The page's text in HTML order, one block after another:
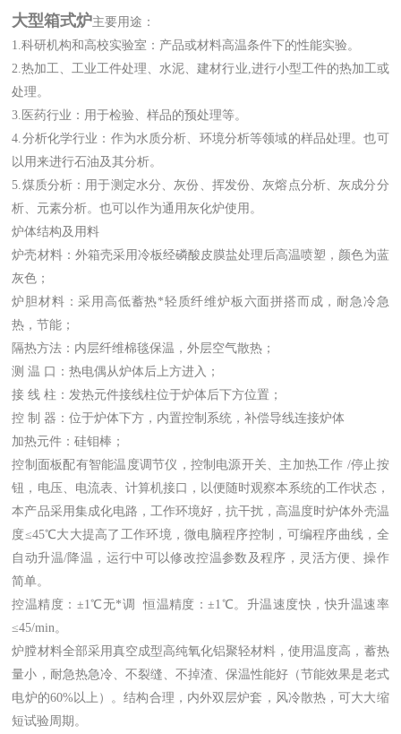
大型箱式炉主要用途：
1.科研机构和高校实验室：产品或材料高温条件下的性能实验。
2.热加工、工业工件处理、水泥、建材行业,进行小型工件的热加工或
处理。
3.医药行业：用于检验、样品的预处理等。
4.分析化学行业：作为水质分析、环境分析等领域的样品处理。也可
以用来进行石油及其分析。
5.煤质分析：用于测定水分、灰份、挥发份、灰熔点分析、灰成分分
析、元素分析。也可以作为通用灰化炉使用。
炉体结构及用料
炉壳材料：外箱壳采用冷板经磷酸皮膜盐处理后高温喷塑，颜色为蓝
灰色；
炉胆材料：采用高低蓄热*轻质纤维炉板六面拼搭而成，耐急冷急
热，节能；
隔热方法：内层纤维棉毯保温，外层空气散热；
测 温 口：热电偶从炉体后上方进入；
接 线 柱：发热元件接线柱位于炉体后下方位置；
控 制 器：位于炉体下方，内置控制系统，补偿导线连接炉体
加热元件：硅钼棒；
控制面板配有智能温度调节仪，控制电源开关、主加热工作 /停止按
钮，电压、电流表、计算机接口，以便随时观察本系统的工作状态，
本产品采用集成化电路，工作环境好，抗干扰，高温度时炉体外壳温
度≤45℃大大提高了工作环境，微电脑程序控制，可编程序曲线，全
自动升温/降温，运行中可以修改控温参数及程序，灵活方便、操作
简单。
控温精度：±1℃无*调 恒温精度：±1℃。升温速度快，快升温速率
≤45/min。
炉膛材料全部采用真空成型高纯氧化铝聚轻材料，使用温度高，蓄热
量小，耐急热急冷、不裂缝、不掉渣、保温性能好（节能效果是老式
电炉的60%以上）。结构合理，内外双层炉套，风冷散热，可大大缩
短试验周期。